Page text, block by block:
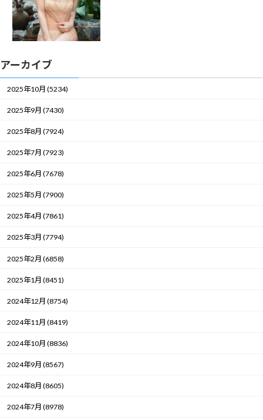
アーカイブ
2025年10月 (5234)
2025年9月 (7430)
2025年8月 (7924)
2025年7月 (7923)
2025年6月 (7678)
2025年5月 (7900)
2025年4月 (7861)
2025年3月 (7794)
2025年2月 (6858)
2025年1月 (8451)
2024年12月 (8754)
2024年11月 (8419)
2024年10月 (8836)
2024年9月 (8567)
2024年8月 (8605)
2024年7月 (8978)